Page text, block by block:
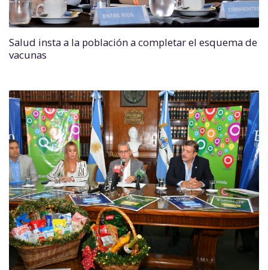
Salud insta a la población a completar el esquema de
vacunas